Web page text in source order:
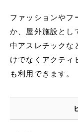
ファッションやフ
か、屋外施設とし
中アスレチックな
けでなくアクティ
も利用できます。